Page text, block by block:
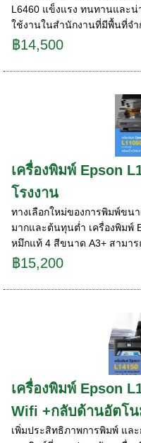
L6460 แข็งแรง ทนทานและ
ใช้งานในสำนักงานที่มีพื้นที่จำ
฿14,500
เครื่องพิมพ์ Epson
โรงงาน
ทางเลือกใหม่ของการพิมพ์ข
มากและต้นทุนต่ำ เครื่องพิมพ์
หมึกแท้ 4 สีขนาด A3+ สามา
฿15,200
เครื่องพิมพ์ Epson
Wifi +กลับด้านอัตโ
เพิ่มประสิทธิภาพการพิมพ์ แล